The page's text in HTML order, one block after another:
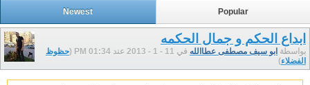
Newest Popular
ابداع الحكم و جمال الحكمه
بواسطة ابو سيف مصطفى عطاالله في 11 - 1 - 2013 عند 01:34 PM (
حظوظ
الفضلاء)